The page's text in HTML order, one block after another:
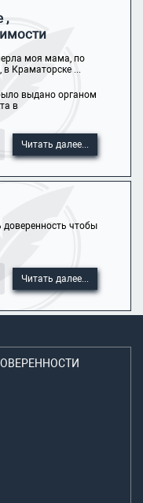
,
моя мама, по
Краматорске ...
выдано органом
в
Читать далее...
чтобы
Читать далее...